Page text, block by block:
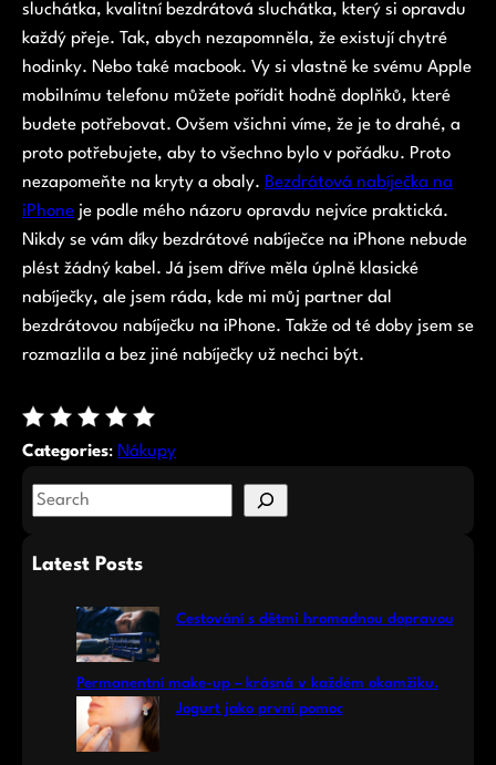
sluchátka, kvalitní bezdrátová sluchátka, který si opravdu
každý přeje. Tak, abych nezapomněla, že existují chytré
hodinky. Nebo také macbook. Vy si vlastně ke svému Apple
mobilnímu telefonu můžete pořídit hodně doplňků, které
budete potřebovat. Ovšem všichni víme, že je to drahé, a
proto potřebujete, aby to všechno bylo v pořádku. Proto
nezapomeňte na kryty a obaly. Bezdrátová nabíječka na
iPhone je podle mého názoru opravdu nejvíce praktická.
Nikdy se vám díky bezdrátové nabíječce na iPhone nebude
plést žádný kabel. Já jsem dříve měla úplně klasické
nabíječky, ale jsem ráda, kde mi můj partner dal
bezdrátovou nabíječku na iPhone. Takže od té doby jsem se
rozmazlila a bez jiné nabíječky už nechci být.
Categories: Nákupy
S
aLatest Posts
Cestování s dětmi hromadnou dopravou
Permanentní make-up – krásná v každém okamžiku.
Jogurt jako první pomoc